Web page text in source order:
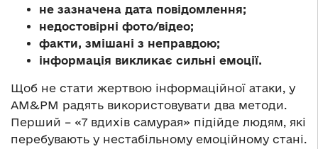
не зазначена дата повідомлення;
недостовірні фото/відео;
факти, змішані з неправдою;
інформація викликає сильні емоції.
Щоб не стати жертвою інформаційної атаки, у
АМ&РМ радять використовувати два методи.
Перший – «7 вдихів самурая» підійде людям, які
перебувають у нестабільному емоційному стані.